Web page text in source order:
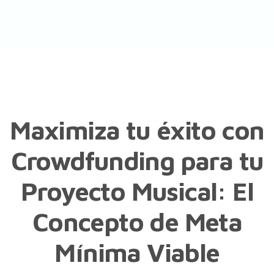
Maximiza tu éxito con
Crowdfunding para tu
Proyecto Musical: El
Concepto de Meta
Mínima Viable